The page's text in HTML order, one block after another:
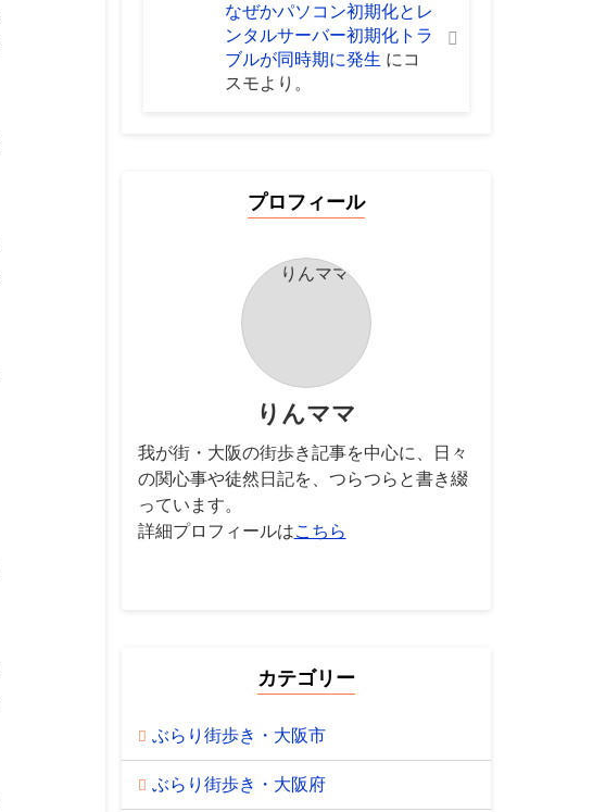
なぜかパソコン初期化とレ
ンタルサーバー初期化トラ
ブルが同時期に発生 に コ
スモより。
プロフィール
りんママ
我が街・大阪の街歩き記事を中心に、日々
の関心事や徒然日記を、つらつらと書き綴
っています。
詳細プロフィールはこちら
カテゴリー
ぶらり街歩き・大阪市
ぶらり街歩き・大阪府